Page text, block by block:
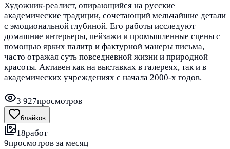
Художник-реалист, опирающийся на русские
академические традиции, сочетающий мельчайшие детали
с эмоциональной глубиной. Его работы исследуют
домашние интерьеры, пейзажи и промышленные сцены с
помощью ярких палитр и фактурной манеры письма,
часто отражая суть повседневной жизни и природной
красоты. Активен как на выставках в галереях, так и в
академических учреждениях с начала 2000-х годов.
3 927просмотров
6лайков
18работ
9просмотров за месяц